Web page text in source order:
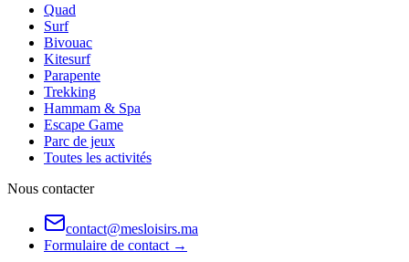
Quad
Surf
Bivouac
Kitesurf
Parapente
Trekking
Hammam & Spa
Escape Game
Parc de jeux
Toutes les activités
Nous contacter
contact@mesloisirs.ma
Formulaire de contact →